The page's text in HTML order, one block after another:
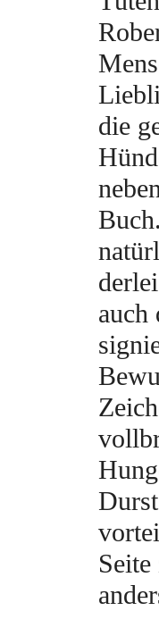
die
auch